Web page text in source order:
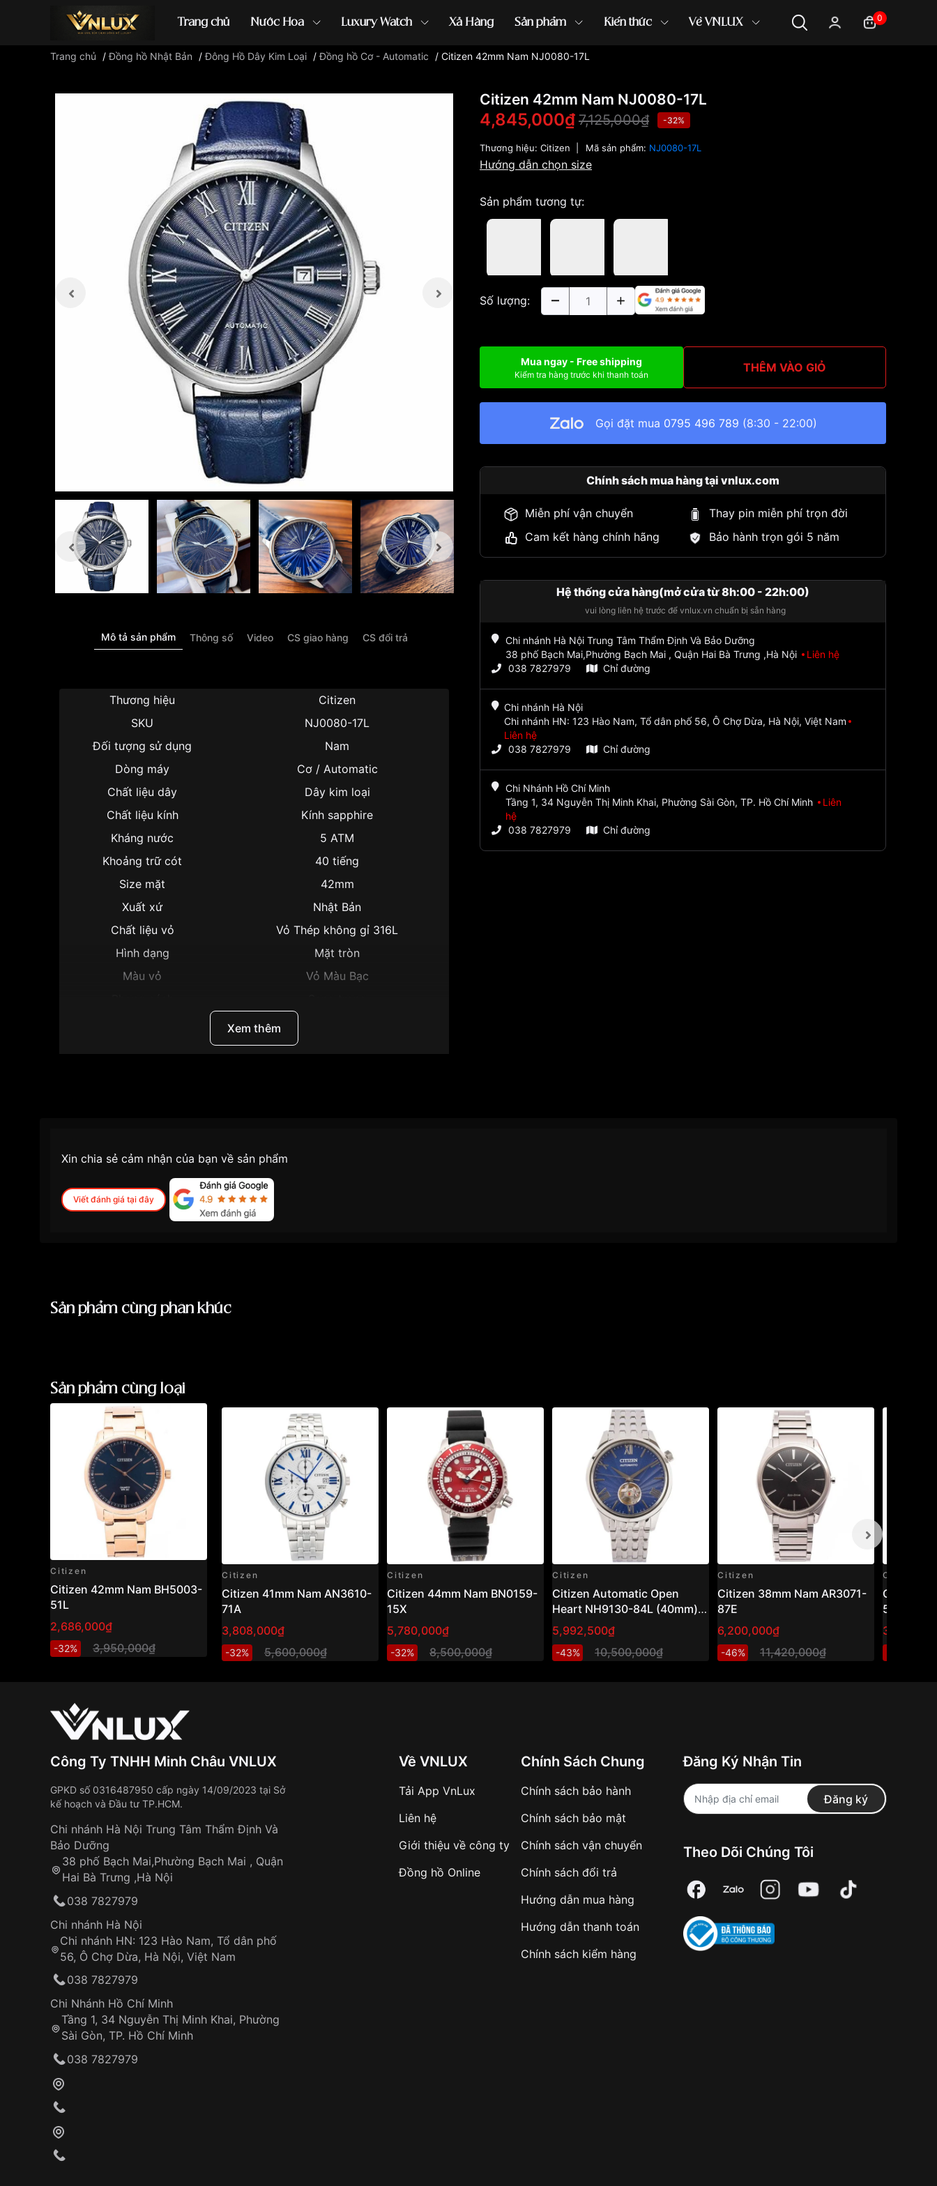
Trang chủ Nước Hoa Luxury Watch Xả Hàng Sản phẩm Kiến thức Về VNLUX 0
Đồng hồ casio đồng hồ G-Shock đồng hồ Orient ...
Trang chủ /Đồng hồ Nhật Bản /Đông Hồ Dây Kim Loại /Đồng hồ Cơ - Automatic / Citizen 42mm Nam NJ0080-17L
Mô tả sản phẩm Thông số Video CS giao hàng CS đổi trả
Thương hiệu
Citizen
SKU
NJ0080-17L
Đối tượng sử dụng
Nam
Dòng máy
Cơ / Automatic
Chất liệu dây
Dây kim loại
Chất liệu kính
Kính sapphire
Kháng nước
5 ATM
Khoảng trữ cót
40 tiếng
Size mặt
42mm
Xuất xứ
Nhật Bản
Chất liệu vỏ
Vỏ Thép không gỉ 316L
Hình dạng
Mặt tròn
Màu vỏ
Vỏ Màu Bạc
Lịch ngày, Giờ, Phút, Giây
Xem thêm
Citizen 42mm Nam NJ0080-17L
4,845,000₫ 7,125,000₫ -32%
Thương hiệu: Citizen Mã sản phẩm: NJ0080-17L
Hướng dẫn chọn size
Sản phẩm tương tự:
Số lượng:
Mua ngay - Free shipping
Kiểm tra hàng trước khi thanh toán THÊM VÀO GIỎ
Gọi đặt mua 0795 496 789 (8:30 - 22:00)
Chính sách mua hàng tại vnlux.com
Miễn phí vận chuyển
Thay pin miễn phí trọn đời
Cam kết hàng chính hãng
Bảo hành trọn gói 5 năm
Hệ thống cửa hàng(mở cửa từ 8h:00 - 22h:00)
vui lòng liên hệ trước để vnlux.vn chuẩn bị sẵn hàng
Chi nhánh Hà Nội Trung Tâm Thẩm Định Và Bảo Dưỡng
38 phố Bạch Mai,Phường Bạch Mai , Quận Hai Bà Trưng ,Hà Nội
Liên hệ
038 7827979
Chỉ đường
Chi nhánh Hà Nội
Chi nhánh HN: 123 Hào Nam, Tổ dân phố 56, Ô Chợ Dừa, Hà Nội, Việt Nam
Liên hệ
038 7827979
Chỉ đường
Chi Nhánh Hồ Chí Minh
Tầng 1, 34 Nguyễn Thị Minh Khai, Phường Sài Gòn, TP. Hồ Chí Minh
Liên
hệ
038 7827979
Chỉ đường
Xin chia sẻ cảm nhận của bạn về sản phẩm
Viết đánh giá tại đây
Sản phẩm cùng phân khúc
Sản phẩm cùng loại
Citizen
Citizen 42mm Nam BH5003-
51L
2,686,000₫
-32% 3,950,000₫
Citizen
Citizen 41mm Nam AN3610-
71A
3,808,000₫
-32% 5,600,000₫
Citizen
Citizen 44mm Nam BN0159-
15X
5,780,000₫
-32% 8,500,000₫
Citizen
Citizen Automatic Open
Heart NH9130-84L (40mm) –
Đồng hồ nam cơ hở tim, mặt
xanh sang trọng
5,992,500₫
-43% 10,500,000₫
Citizen
Citizen 38mm Nam AR3071-
87E
6,200,000₫
-46% 11,420,000₫
Citizen
Citizen
58A
Công Ty TNHH Minh Châu VNLUX
GPKD số 0316487950 cấp ngày 14/09/2023 tại Sở
kế hoạch và Đầu tư TP.HCM.
Chi nhánh Hà Nội Trung Tâm Thẩm Định Và
Bảo Dưỡng
38 phố Bạch Mai,Phường Bạch Mai , Quận
Hai Bà Trưng ,Hà Nội
038 7827979
Chi nhánh Hà Nội
Chi nhánh HN: 123 Hào Nam, Tổ dân phố
56, Ô Chợ Dừa, Hà Nội, Việt Nam
038 7827979
Chi Nhánh Hồ Chí Minh
Tầng 1, 34 Nguyễn Thị Minh Khai, Phường
Sài Gòn, TP. Hồ Chí Minh
038 7827979
Về VNLUX
Tải App VnLux
Liên hệ
Giới thiệu về công ty
Đồng hồ Online
Chính Sách Chung
Chính sách bảo hành
Chính sách bảo mật
Chính sách vận chuyển
Chính sách đổi trả
Hướng dẫn mua hàng
Hướng dẫn thanh toán
Chính sách kiểm hàng
Đăng Ký Nhận Tin
Đăng ký
Theo Dõi Chúng Tôi